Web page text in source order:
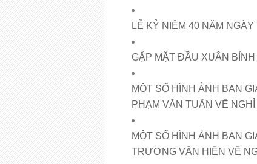
LỄ KỶ NIỆM 40 NĂM
GẶP MẶT ĐẦU XUÂN
MỘT SỐ HÌNH ẢNH BAN
PHẠM VĂN TUẤN VỀ
MỘT SỐ HÌNH ẢNH BAN
TRƯƠNG VĂN HIỀN VỀ